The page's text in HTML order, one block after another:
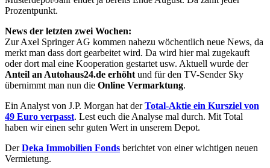
Prozentpunkt.
News der letzten zwei Wochen:
Zur Axel Springer AG kommen nahezu wöchentlich neue News, da
merkt man dass dort gearbeitet wird. Da wird hier mal zugekauft
oder dort mal eine Kooperation gestartet usw. Aktuell wurde der
Anteil an Autohaus24.de erhöht und für den TV-Sender Sky
übernimmt man nun die Online Vermarktung.
Ein Analyst von J.P. Morgan hat derTotal-Aktie ein Kursziel von
49 Euro verpasst. Lest euch die Analyse mal durch. Mit Total
haben wir einen sehr guten Wert in unserem Depot.
DerDeka Immobilien Fonds berichtet von einer wichtigen neuen
Vermietung.